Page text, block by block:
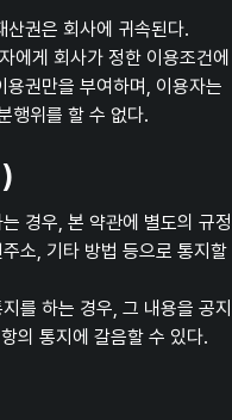
권은 회사에 귀속된다.
에게 회사가 정한 이용조건에
권만을 부여하며, 이용자는
행위를 할 수 없다.
경우, 본 약관에 별도의 규정
소, 기타 방법 등으로 통지할
를 하는 경우, 그 내용을 공지
의 통지에 갈음할 수 있다.